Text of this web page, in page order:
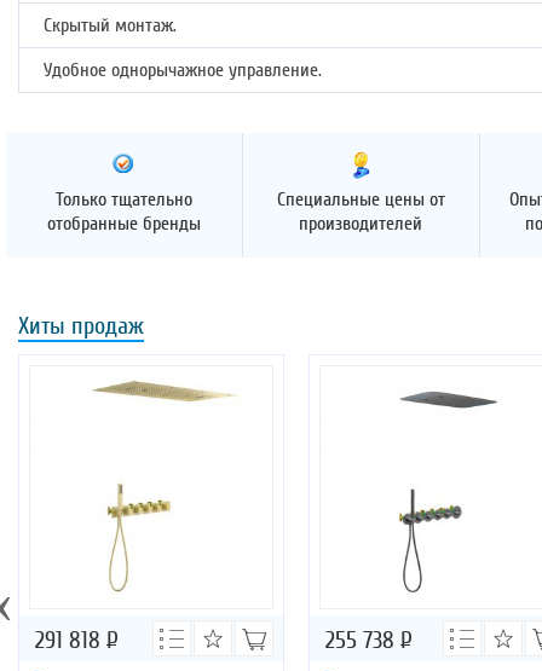
Скрытый монтаж.
Удобное однорычажное управление.
Только тщательно
отобранные бренды
Специальные цены от
производителей
Хиты продаж
291 818 Р 255 738 Р